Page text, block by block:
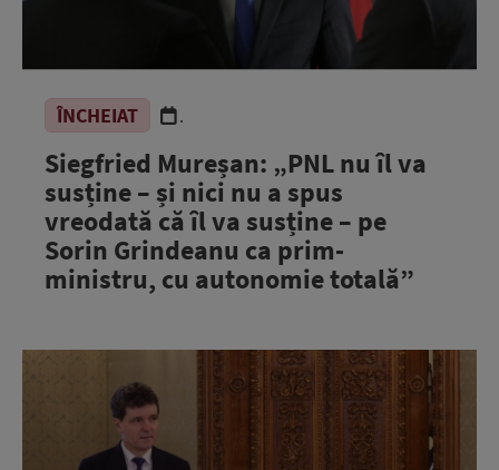
ÎNCHEIAT .
Siegfried Mureșan: „PNL nu îl va
susține – și nici nu a spus
vreodată că îl va susține – pe
Sorin Grindeanu ca prim-
ministru, cu autonomie totală”